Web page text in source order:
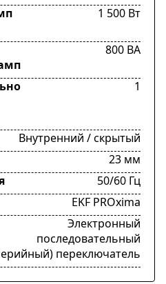
1 500 Вт
800 ВА
1
Внутренний / скрытый
23 мм
50/60 Гц
EKF PROxima
Электронный
последовательный
переключатель